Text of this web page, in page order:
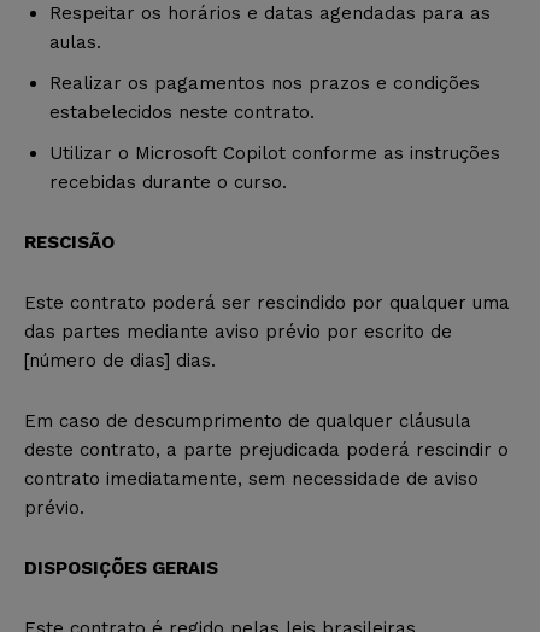
Respeitar os horários e datas agendadas para as
aulas.
Realizar os pagamentos nos prazos e condições
estabelecidos neste contrato.
Utilizar o Microsoft Copilot conforme as instruções
recebidas durante o curso.
RESCISÃO
Este contrato poderá ser rescindido por qualquer uma
das partes mediante aviso prévio por escrito de
[número de dias] dias.
Em caso de descumprimento de qualquer cláusula
deste contrato, a parte prejudicada poderá rescindir o
contrato imediatamente, sem necessidade de aviso
prévio.
DISPOSIÇÕES GERAIS